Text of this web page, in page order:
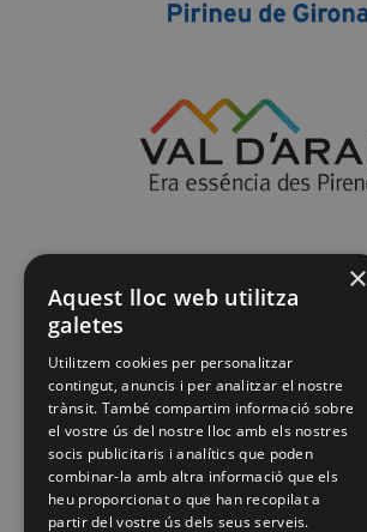
×
Aquest lloc web utilitza
galetes
Utilitzem cookies per personalitzar
contingut, anuncis i per analitzar el nostre
trànsit. També compartim informació sobre
el vostre ús del nostre lloc amb els nostres
socis publicitaris i analítics que poden
combinar-la amb altra informació que els
heu proporcionat o que han recopilat a
partir del vostre ús dels seus serveis.